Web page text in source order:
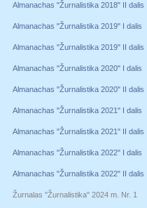
Almanachas "Žurnalistika 2018" II dalis
Almanachas "Žurnalistika 2019" I dalis
Almanachas "Žurnalistika 2019" II dalis
Almanachas "Žurnalistika 2020" I dalis
Almanachas "Žurnalistika 2020" II dalis
Almanachas "Žurnalistika 2021" I dalis
Almanachas "Žurnalistika 2021" II dalis
Almanachas "Žurnalistika 2022" I dalis
Almanachas "Žurnalistika 2022" II dalis
Žurnalas "Žurnalistika" 2024 m. Nr. 1